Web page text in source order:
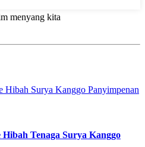
menyang kita
Tenaga Surya Kanggo